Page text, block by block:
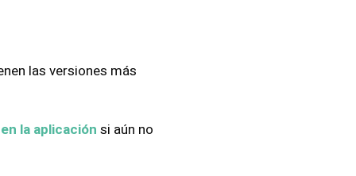
las versiones más
la aplicación si aún no